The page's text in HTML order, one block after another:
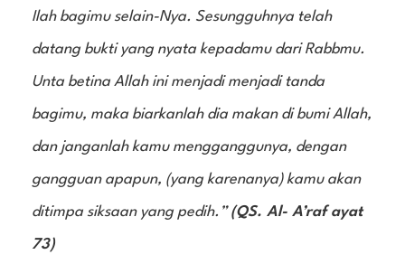
Ilah bagimu selain-Nya. Sesungguhnya telah
datang bukti yang nyata kepadamu dari Rabbmu.
Unta betina Allah ini menjadi menjadi tanda
bagimu, maka biarkanlah dia makan di bumi Allah,
dan janganlah kamu mengganggunya, dengan
gangguan apapun, (yang karenanya) kamu akan
ditimpa siksaan yang pedih.”(QS. Al- A’raf ayat
73)